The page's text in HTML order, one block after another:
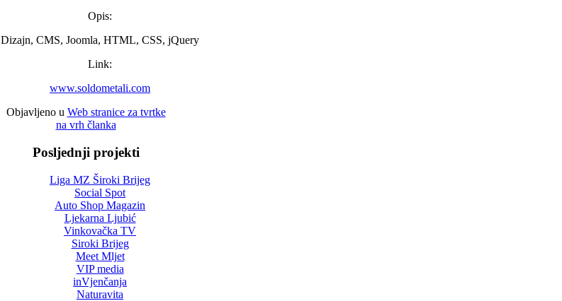
Opis:
Dizajn, CMS, Joomla, HTML, CSS, jQuery
Link:
www.soldometali.com
Objavljeno u Web stranice za tvrtke
na vrh članka
Posljednji projekti
Liga MZ Široki Brijeg
Social Spot
Auto Shop Magazin
Ljekarna Ljubić
Vinkovačka TV
Siroki Brijeg
Meet Mljet
VIP media
inVjenčanja
Naturavita